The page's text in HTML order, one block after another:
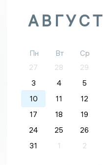
АВГУСТ
Пн Вт Ср
27
28 29
3
4 5
10
11 12
17
18 19
24
25 26
31
1 2